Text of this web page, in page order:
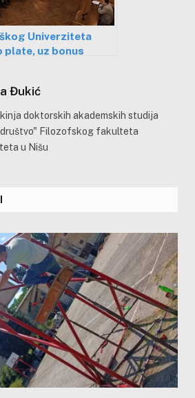
Univerziteta
plate, uz bonus
Đukić
doktorskih akademskih studija
društvo" Filozofskog fakulteta
u Nišu